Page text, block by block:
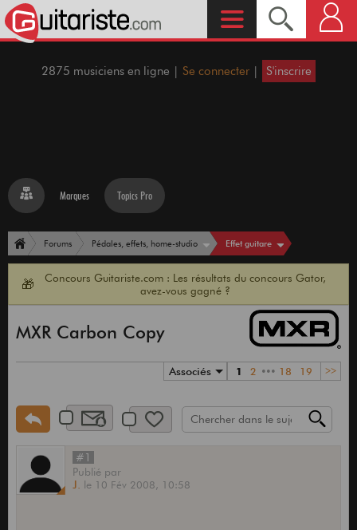
2875 musiciens en ligne | Se connecter | S'inscrire
Marques Topics Pro
Forums Pédales, effets, home-studio Effet guitare
🎁
Concours Guitariste.com : Les résultats du concours Gator,
avez-vous gagné ?
MXR Carbon Copy
Associés 1 2 ••• 18 19 >>
#1
Publié par
J. le 10 Fév 2008, 10:58